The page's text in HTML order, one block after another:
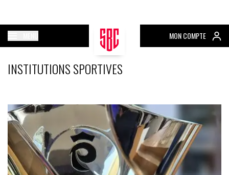
MON COMPTE
INSTITUTIONS SPORTIVES